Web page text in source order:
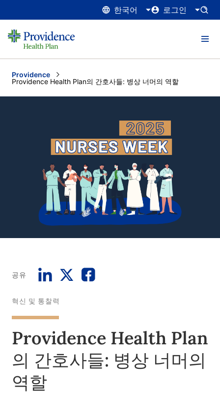
한국어 로그인
Providence
Current:
Providence Health Plan의 간호사들: 병상 너머의 역할
공유
혁신 및 통찰력
Providence Health Plan
의 간호사들: 병상 너머의
역할